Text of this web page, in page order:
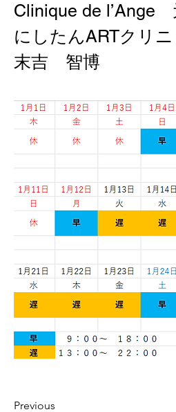
Clinique de l’Ange
にしたんARTクリ
末吉　智博
Previous